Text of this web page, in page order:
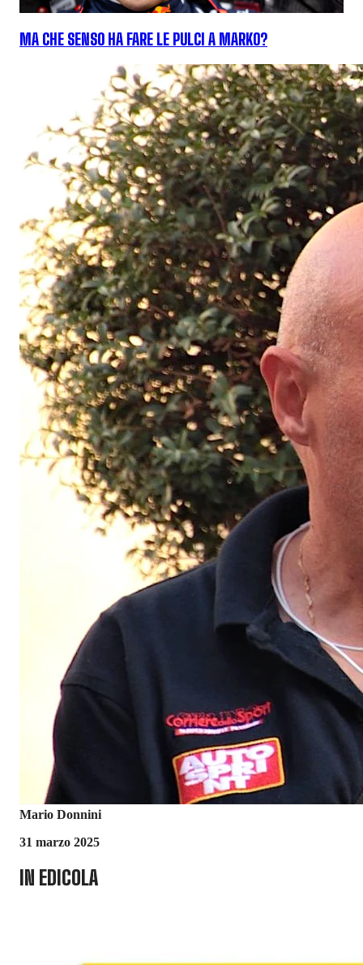
MA CHE SENSO HA FARE LE PULCI A MARKO?
Mario Donnini
31 marzo 2025
IN EDICOLA